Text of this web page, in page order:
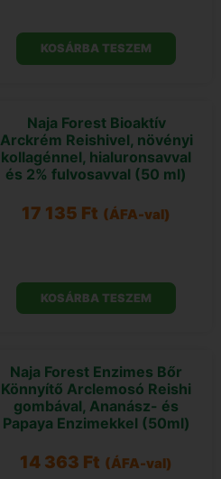
KOSÁRBA TESZEM
Naja Forest Bioaktív
Arckrém Reishivel, növényi
kollagénnel, hialuronsavval
és 2% fulvosavval (50 ml)
17 135 Ft (ÁFA-val)
KOSÁRBA TESZEM
Naja Forest Enzimes Bőr
Könnyítő Arclemosó Reishi
gombával, Ananász- és
Papaya Enzimekkel (50ml)
14 363 Ft (ÁFA-val)